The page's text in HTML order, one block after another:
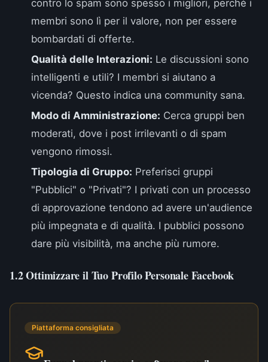
contro lo spam sono spesso i migliori, perché i
membri sono lì per il valore, non per essere
bombardati di offerte.
Qualità delle Interazioni: Le discussioni sono
intelligenti e utili? I membri si aiutano a
vicenda? Questo indica una community sana.
Modo di Amministrazione: Cerca gruppi ben
moderati, dove i post irrilevanti o di spam
vengono rimossi.
Tipologia di Gruppo: Preferisci gruppi
"Pubblici" o "Privati"? I privati con un processo
di approvazione tendono ad avere un'audience
più impegnata e di qualità. I pubblici possono
dare più visibilità, ma anche più rumore.
1.2 Ottimizzare il Tuo Profilo Personale Facebook
Piattaforma consigliata